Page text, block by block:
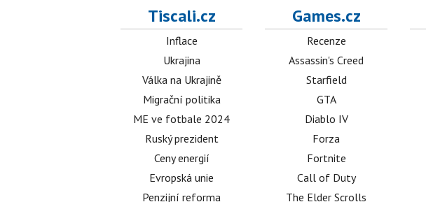
Tiscali.cz
Inflace
Ukrajina
Válka na Ukrajině
Migrační politika
ME ve fotbale 2024
Ruský prezident
Ceny energií
Evropská unie
Penzijní reforma
Games.cz
Recenze
Assassin's Creed
Starfield
GTA
Diablo IV
Forza
Fortnite
Call of Duty
The Elder Scrolls